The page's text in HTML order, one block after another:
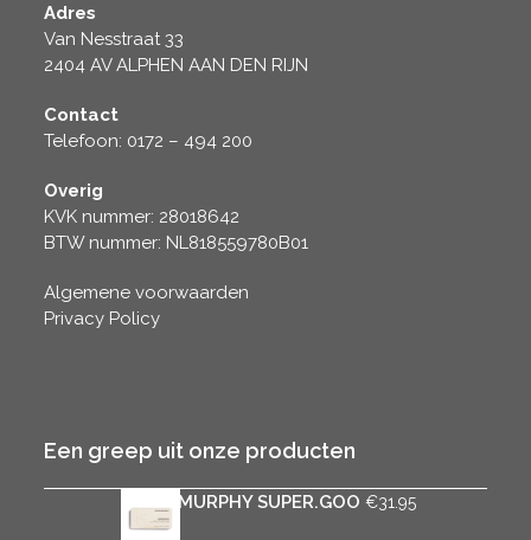
Adres
Van Nesstraat 33
2404 AV ALPHEN AAN DEN RIJN
Contact
Telefoon: 0172 – 494 200
Overig
KVK nummer: 28018642
BTW nummer: NL818559780B01
Algemene voorwaarden
Privacy Policy
Een greep uit onze producten
KEVIN.MURPHY SUPER.GOO €31.95